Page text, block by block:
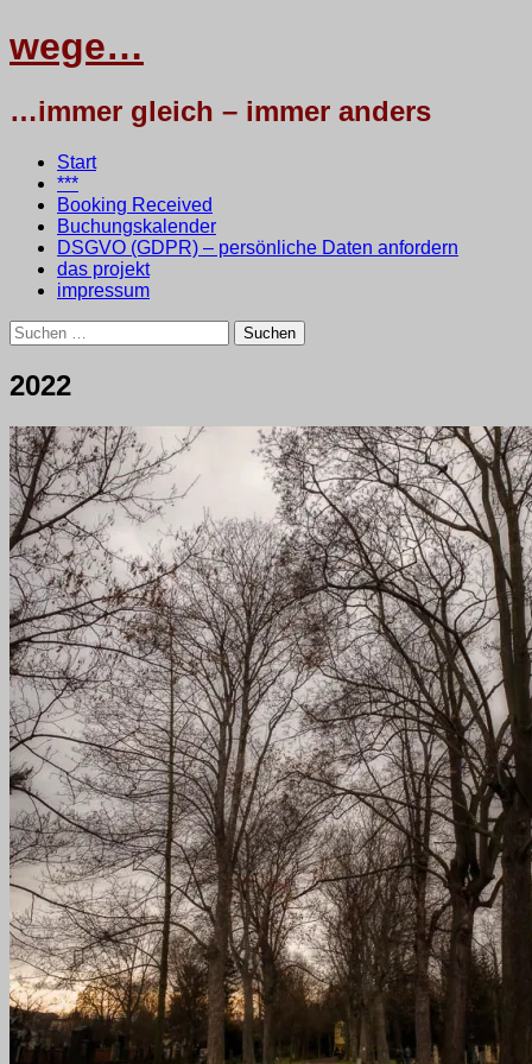
wege…
…immer gleich – immer anders
Menü
Zum
Inhalt
springen
Start
***
Booking Received
Buchungskalender
DSGVO (GDPR) – persönliche Daten anfordern
das projekt
impressum
Suchen
nach:
2022